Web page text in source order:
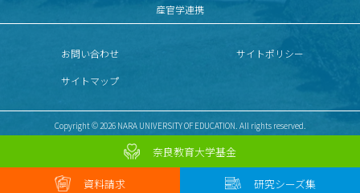
奈良教育大学基金
資料請求 研究シーズ集
産官学連携
お問い合わせ
サイトポリシー
サイトマップ
Copyright © 2026 NARA UNIVERSITY OF EDUCATION. All rights reserved.